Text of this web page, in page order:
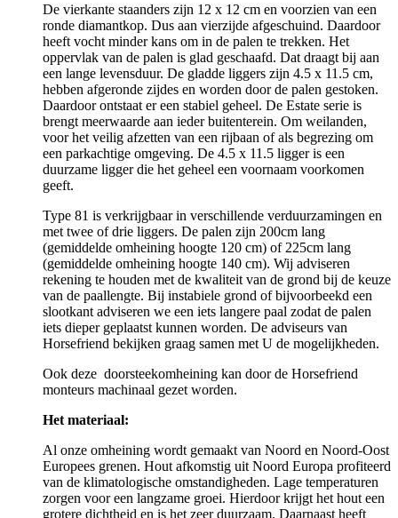
De vierkante staanders zijn 12 x 12 cm en voorzien van een
ronde diamantkop. Dus aan vierzijde afgeschuind. Daardoor
heeft vocht minder kans om in de palen te trekken. Het
oppervlak van de palen is glad geschaafd. Dat draagt bij aan
een lange levensduur. De gladde liggers zijn 4.5 x 11.5 cm,
hebben afgeronde zijdes en worden door de palen gestoken.
Daardoor ontstaat er een stabiel geheel. De Estate serie is
brengt meerwaarde aan ieder buitenterein. Om weilanden,
voor het veilig afzetten van een rijbaan of als begrezing om
een parkachtige omgeving. De 4.5 x 11.5 ligger is een
duurzame ligger die het geheel een voornaam voorkomen
geeft.
Type 81 is verkrijgbaar in verschillende verduurzamingen en
met twee of drie liggers. De palen zijn 200cm lang
(gemiddelde omheining hoogte 120 cm) of 225cm lang
(gemiddelde omheining hoogte 140 cm). Wij adviseren
rekening te houden met de kwaliteit van de grond bij de keuze
van de paallengte. Bij instabiele grond of bijvoorbeekd een
slootkant adviseren we een iets langere paal zodat de palen
iets dieper geplaatst kunnen worden. De adviseurs van
Horsefriend bekijken graag samen met U de mogelijkheden.
Ook deze doorsteekomheining kan door de Horsefriend
monteurs machinaal gezet worden.
Het materiaal:
Al onze omheining wordt gemaakt van Noord en Noord-Oost
Europees grenen. Hout afkomstig uit Noord Europa profiteerd
van de klimatologische omstandigheden. Lage temperaturen
zorgen voor een langzame groei. Hierdoor krijgt het hout een
grotere dichtheid en is het zeer duurzaam. Daarnaast heeft